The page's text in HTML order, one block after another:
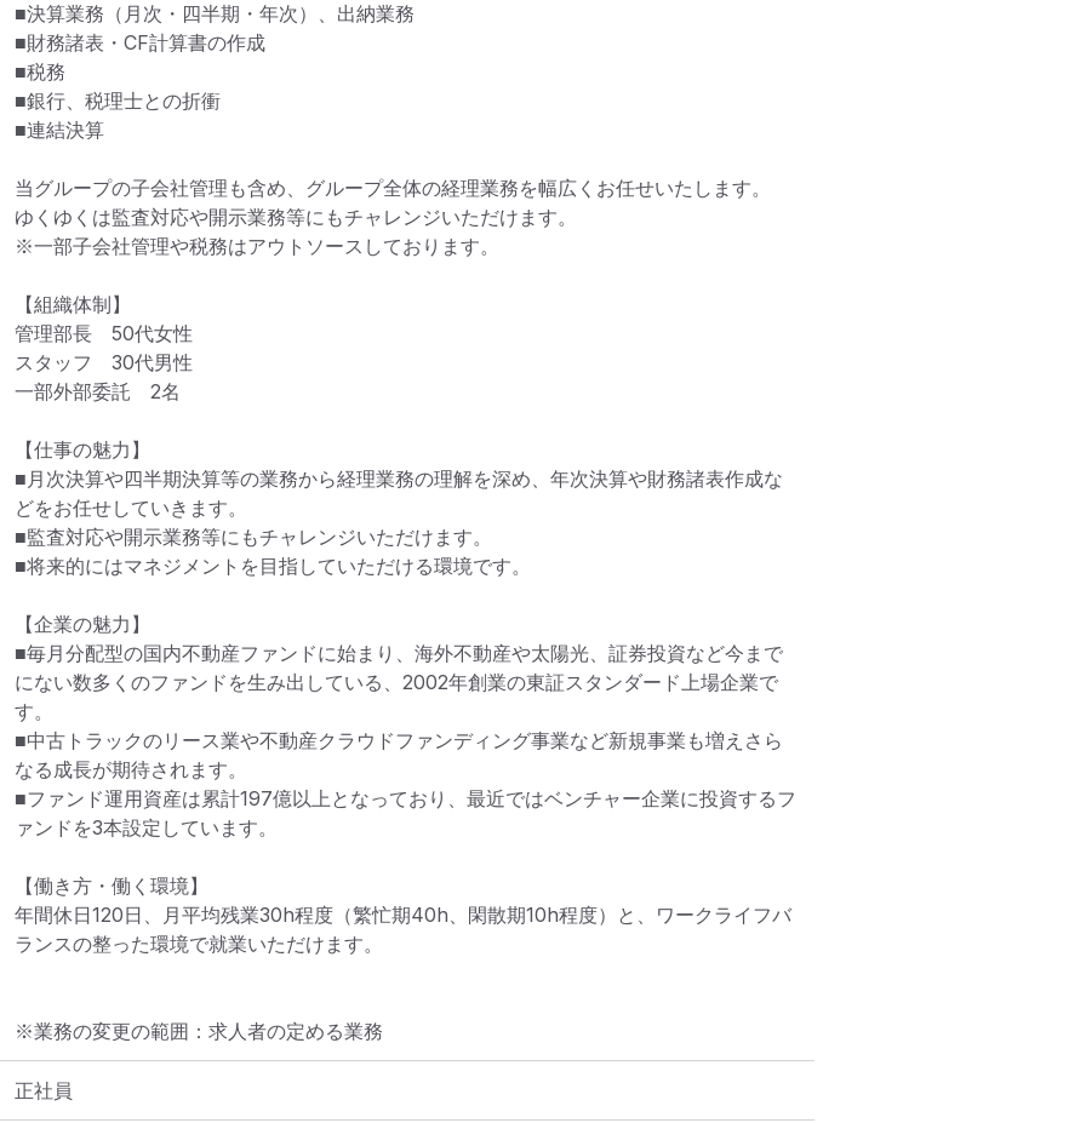
■決算業務（月次・四半期・年次）、出納業務
■財務諸表・CF計算書の作成
■税務
■銀行、税理士との折衝
■連結決算
当グループの子会社管理も含め、グループ全体の経理業務を幅広くお任せいたします。
ゆくゆくは監査対応や開示業務等にもチャレンジいただけます。
※一部子会社管理や税務はアウトソースしております。
【組織体制】
管理部長　50代女性
スタッフ　30代男性
一部外部委託　2名
【仕事の魅力】
■月次決算や四半期決算等の業務から経理業務の理解を深め、年次決算や財務諸表作成な
どをお任せしていきます。
■監査対応や開示業務等にもチャレンジいただけます。
■将来的にはマネジメントを目指していただける環境です。
【企業の魅力】
■毎月分配型の国内不動産ファンドに始まり、海外不動産や太陽光、証券投資など今まで
にない数多くのファンドを生み出している、2002年創業の東証スタンダード上場企業で
す。
■中古トラックのリース業や不動産クラウドファンディング事業など新規事業も増えさら
なる成長が期待されます。
■ファンド運用資産は累計197億以上となっており、最近ではベンチャー企業に投資するフ
ァンドを3本設定しています。
【働き方・働く環境】
年間休日120日、月平均残業30h程度（繁忙期40h、閑散期10h程度）と、ワークライフバ
ランスの整った環境で就業いただけます。
※業務の変更の範囲：求人者の定める業務
正社員